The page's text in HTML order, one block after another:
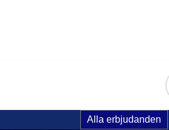
Alla erbjudanden